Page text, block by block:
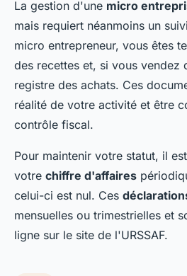
La gestion d'une micro
mais requiert néanmoins un
micro entrepreneur, vous êtes
des recettes et, si vous vendez
registre des achats. Ces
réalité de votre activité et être
contrôle fiscal.
Pour maintenir votre statut, il
votre chiffre d'affaires
celui-ci est nul. Ces
mensuelles ou trimestrielles et
ligne sur le site de l'URSSAF.